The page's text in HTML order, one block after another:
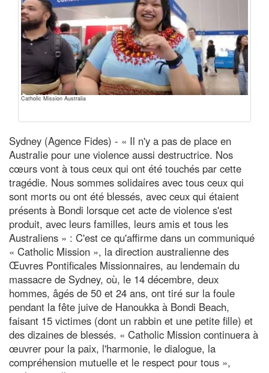
Catholic Mission Australia
Sydney (Agence Fides) - « Il n'y a pas de place en
Australie pour une violence aussi destructrice. Nos
cœurs vont à tous ceux qui ont été touchés par cette
tragédie. Nous sommes solidaires avec tous ceux qui
sont morts ou ont été blessés, avec ceux qui étaient
présents à Bondi lorsque cet acte de violence s'est
produit, avec leurs familles, leurs amis et tous les
Australiens » : C'est ce qu'affirme dans un communiqué
« Catholic Mission », la direction australienne des
Œuvres Pontificales Missionnaires, au lendemain du
massacre de Sydney, où, le 14 décembre, deux
hommes, âgés de 50 et 24 ans, ont tiré sur la foule
pendant la fête juive de Hanoukka à Bondi Beach,
faisant 15 victimes (dont un rabbin et une petite fille) et
des dizaines de blessés. « Catholic Mission continuera à
œuvrer pour la paix, l'harmonie, le dialogue, la
compréhension mutuelle et le respect pour tous »,